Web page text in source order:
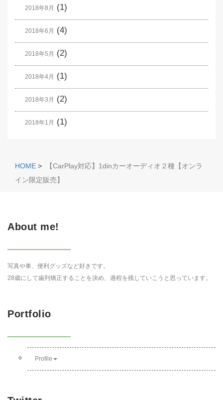
2018年8月 (1)
2018年6月 (4)
2018年5月 (2)
2018年4月 (1)
2018年3月 (2)
2018年1月 (1)
HOME >
【CarPlay対応】1dinカーオーディオ２種【オンラ
イン限定販売】
About me!
写真や車、便利グッズなど好きです。
28歳にして歯列矯正することを決め、過程を残していこうと思っています。
Portfolio
Profile